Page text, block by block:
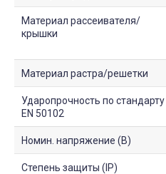
Материал рассеивателя/
крышки
Материал растра/решетки
Ударопрочность по стандарту
EN 50102
Номин. напряжение (В)
Степень защиты (IP)